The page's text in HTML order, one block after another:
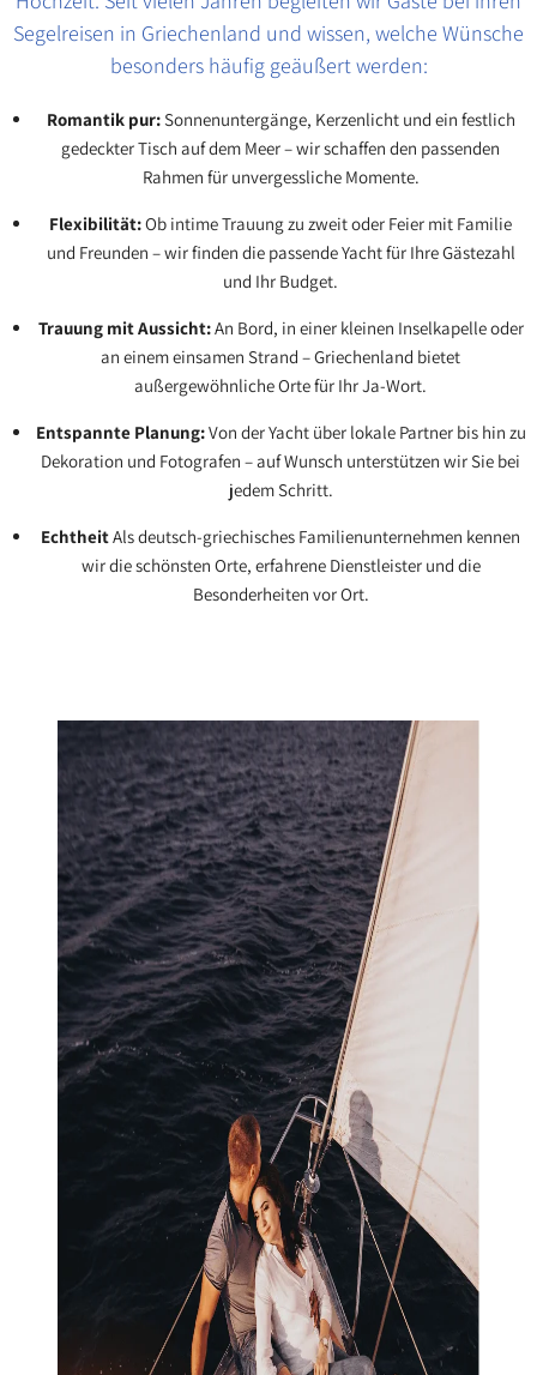
Segelreisen in Griechenland und wissen, welche Wünsche
besonders häufig geäußert werden:
Romantik pur:Sonnenuntergänge, Kerzenlicht und ein festlich
gedeckter Tisch auf dem Meer – wir schaffen den passenden
Rahmen für unvergessliche Momente.
Flexibilität:Ob intime Trauung zu zweit oder Feier mit Familie
und Freunden – wir finden die passende Yacht für Ihre Gästezahl
und Ihr Budget.
Trauung mit Aussicht:An Bord, in einer kleinen Inselkapelle oder
an einem einsamen Strand – Griechenland bietet
außergewöhnliche Orte für Ihr Ja-Wort.
Entspannte Planung:Von der Yacht über lokale Partner bis hin zu
Dekoration und Fotografen – auf Wunsch unterstützen wir Sie bei
jedem Schritt.
EchtheitAls deutsch-griechisches Familienunternehmen kennen
wir die schönsten Orte, erfahrene Dienstleister und die
Besonderheiten vor Ort.